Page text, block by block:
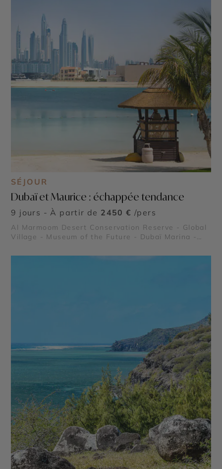
SÉJOUR
Dubaï et Maurice : échappée tendance
9 jours - À partir de 2450 € /pers
Al Marmoom Desert Conservation Reserve - Global
Village - Museum of the Future - Dubaï Marina -
Abra ride - Al Fahidi Historical District - Dubai